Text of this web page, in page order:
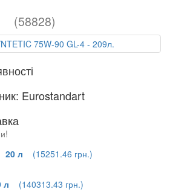
(58828)
Eurostandart
20 л (15251.46 грн.)
л (140313.43 грн.)